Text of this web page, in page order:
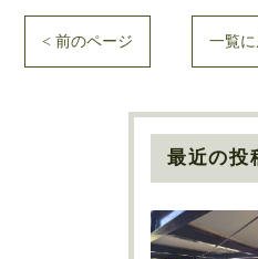
< 前のページ 一覧に
最近の投